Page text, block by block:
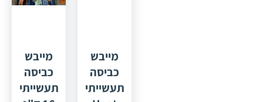
מייבש
כביסה
תעשייתי
מייבש
כביסה
תעשייתי